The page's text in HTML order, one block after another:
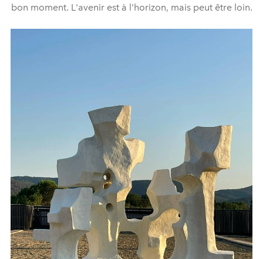
bon moment. L'avenir est à l'horizon, mais peut être loin.